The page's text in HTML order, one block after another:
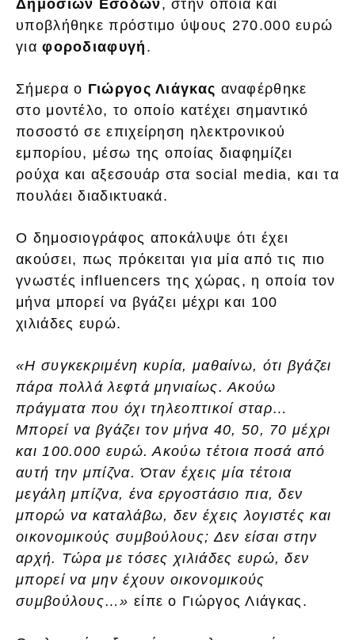
Δημοσίων Εσόδων, στην οποία και
υποβλήθηκε πρόστιμο ύψους 270.000 ευρώ
γιαφοροδιαφυγή .
Σήμερα ο Γιώργος Λιάγκας αναφέρθηκε
στο μοντέλο, το οποίο κατέχει σημαντικό
ποσοστό σε επιχείρηση ηλεκτρονικού
εμπορίου, μέσω της οποίας διαφημίζει
ρούχα και αξεσουάρ στα social media, και τα
πουλάει διαδικτυακά.
Ο δημοσιογράφος αποκάλυψε ότι έχει
ακούσει, πως πρόκειται για μία από τις πιο
γνωστές influencers της χώρας, η οποία τον
μήνα μπορεί να βγάζει μέχρι και 100
χιλιάδες ευρώ.
«Η συγκεκριμένη κυρία, μαθαίνω, ότι βγάζει
πάρα πολλά λεφτά μηνιαίως. Ακούω
πράγματα που όχι τηλεοπτικοί σταρ…
Μπορεί να βγάζει τον μήνα 40, 50, 70 μέχρι
και 100.000 ευρώ. Ακούω τέτοια ποσά από
αυτή την μπίζνα. Όταν έχεις μία τέτοια
μεγάλη μπίζνα, ένα εργοστάσιο πια, δεν
μπορώ να καταλάβω, δεν έχεις λογιστές και
οικονομικούς συμβούλους; Δεν είσαι στην
αρχή. Τώρα με τόσες χιλιάδες ευρώ, δεν
μπορεί να μην έχουν οικονομικούς
συμβούλους…» είπε ο Γιώργος Λιάγκας.